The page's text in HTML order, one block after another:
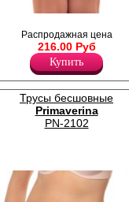
из микрофибры с низкой
линией талии, с лазерной
обработкой, х/б ластовица.
Хлопок 3%
Эластан 12%
Полиамид 83%
Распродажная цена
216.00 Руб
Купить
Трусы бесшовные
Primaverina
PN-2102